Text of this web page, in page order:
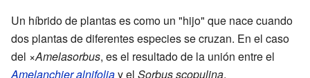
Un híbrido de plantas es como un "hijo" que nace cuando
dos plantas de diferentes especies se cruzan. En el caso
del ×Amelasorbus, es el resultado de la unión entre el
Amelanchier alnifoliay el Sorbus scopulina.